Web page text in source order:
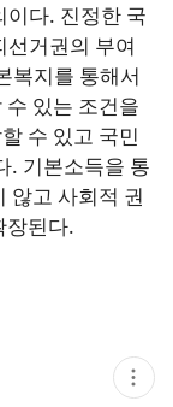
다. 진정한 국
선거권의 부여
복지를 통해서
있는 조건을
수 있고 국민
. 기본소득을 통
않고 사회적 권
장된다.
현
재